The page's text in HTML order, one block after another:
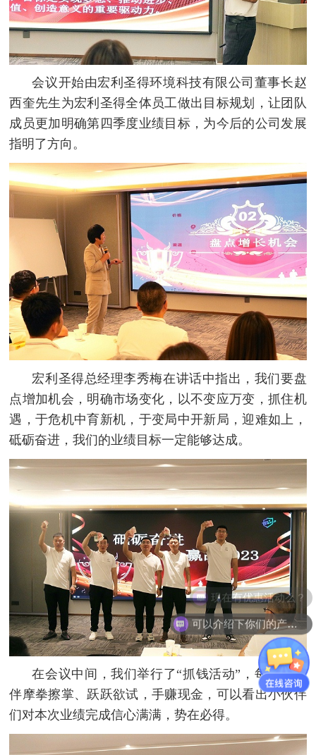
会议开始由宏利圣得环境科技有限公司董事长赵
西奎先生为宏利圣得全体员工做出目标规划，让团队
成员更加明确第四季度业绩目标，为今后的公司发展
指明了方向。
宏利圣得总经理李秀梅在讲话中指出，我们要盘
点增加机会，明确市场变化，以不变应万变，抓住机
遇，于危机中育新机，于变局中开新局，迎难如上，
砥砺奋进，我们的业绩目标一定能够达成。
在会议中间，我们举行了“抓钱活动”，每位小伙
伴摩拳擦掌、跃跃欲试，手赚现金，可以看出小伙伴
们对本次业绩完成信心满满，势在必得。
可以介绍下你们的产品么？